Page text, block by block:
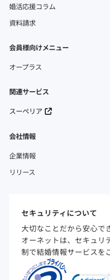
婚活応援コラム
資料請求
会員様向けメニュー
オープラス
関連サービス
スーペリア
会社情報
企業情報
リリース
セキュリティについて
大切なことだから安心で
オーネットは、セキュリ
制で結婚情報サービスを